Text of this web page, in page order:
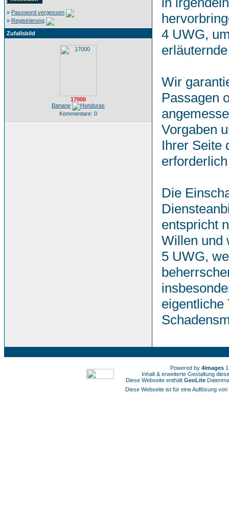
» Password vergessen
» Registrierung
Zufallsbild
17000
Banane
Kommentare: 0
4 UWG,
Wir
Passagen
Vorgaben
Ihrer Seite
Die
entspricht
Willen und
5 UWG,
eigentliche
Powered by 4images
Inhalt & erweiterte Gestaltung
Diese Webseite enthält GeoLite
Diese Webseite ist für eine Auflösung